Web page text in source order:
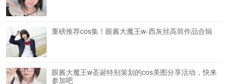
重磅推荐cos集！眼酱大魔王w-西灰丝高筒作品合辑
眼酱大魔王w圣诞特别策划的cos美图分享活动，快来
参加吧